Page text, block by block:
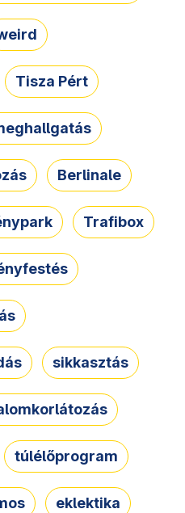
Tisza Pért
Berlinale
Trafibox
sikkasztás
túlélőprogram
eklektika